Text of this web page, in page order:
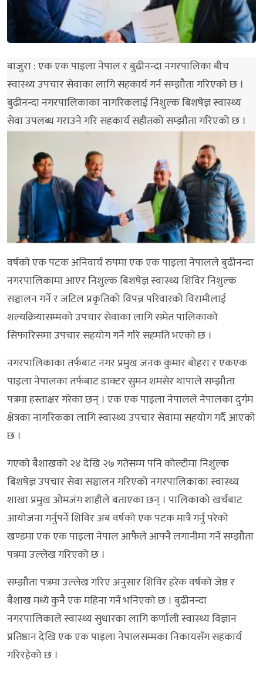
बाजुरा : एक एक पाइला नेपाल र बुढीनन्दा नगरपालिका बीच
स्वास्थ्य उपचार सेवाका लागि सहकार्य गर्न सम्झौता गरिएको छ ।
बुढीनन्दा नगरपालिकाका नागरिकलाई निशुल्क बिशषेज्ञ स्वास्थ्य
सेवा उपलब्ध गराउने गरि सहकार्य सहीतको सम्झौता गरिएको छ ।
वर्षको एक पटक अनिवार्य रुपमा एक एक पाइला नेपालले बुढीनन्दा
नगरपालिकामा आएर निशुल्क बिशषेज्ञ स्वास्थ्य शिविर निशुल्क
सञ्चालन गर्ने र जटिल प्रकृतिको विपन्न परिवारको विरामीलाई
शल्यक्रियासम्मको उपचार सेवाका लागि समेत पालिकाको
सिफारिसमा उपचार सहयोग गर्ने गरि सहमति भएको छ ।
नगरपालिकाका तर्फबाट नगर प्रमुख जनक कुमार बोहरा र एकएक
पाइला नेपालका तर्फबाट डाक्टर सुमन शमसेर थापाले सम्झौता
पत्रमा हस्ताक्षर गरेका छन् । एक एक पाइला नेपालले नेपालका दुर्गम
क्षेत्रका नागरिकका लागि स्वास्थ्य उपचार सेवामा सहयोग गर्दै आएको
छ ।
गएको बैशाखको २४ देखि २७ गतेसम्म पनि कोल्टीमा निशुल्क
बिशषेज्ञ उपचार सेवा सञ्चालन गरिएको नगरपालिकाका स्वास्थ्य
शाखा प्रमुख ओमजंग शाहीले बताएका छन् । पालिकाको खर्चबाट
आयोजना गर्नुपर्ने शिविर अब वर्षको एक पटक मात्रै गर्नु परेको
खण्डमा एक एक पाइला नेपाल आफैले आफ्नै लगानीमा गर्ने सम्झौता
पत्रमा उल्लेख गरिएको छ ।
सम्झौता पत्रमा उल्लेख गरिए अनुसार शिविर हरेक वर्षको जेष्ठ र
बैशाख मध्ये कुनै एक महिना गर्ने भनिएको छ । बुढीनन्दा
नगरपालिकाले स्वास्थ्य सुधारका लागि कर्णाली स्वास्थ्य विज्ञान
प्रतिष्ठान देखि एक एक पाइला नेपालसम्मका निकायसँग सहकार्य
गरिरहेको छ ।